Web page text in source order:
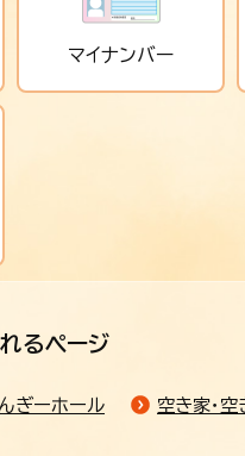
マイナンバー
るページ
ぎーホール 空き家・空